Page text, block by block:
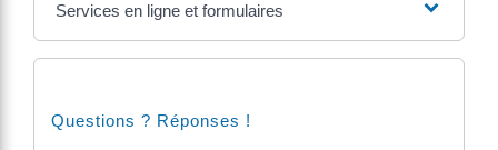
Services en ligne et formulaires
Questions ? Réponses !